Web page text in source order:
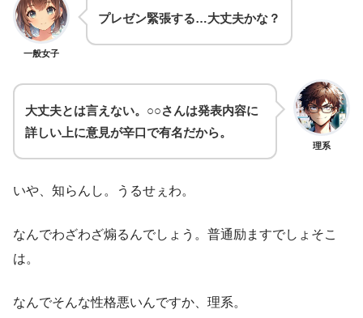
一般女子
プレゼン緊張する…大丈夫かな？
理系
大丈夫とは言えない。○○さんは発表内容に
詳しい上に意見が辛口で有名だから。
いや、知らんし。うるせぇわ。
なんでわざわざ煽るんでしょう。普通励ますでしょそこ
は。
なんでそんな性格悪いんですか、理系。